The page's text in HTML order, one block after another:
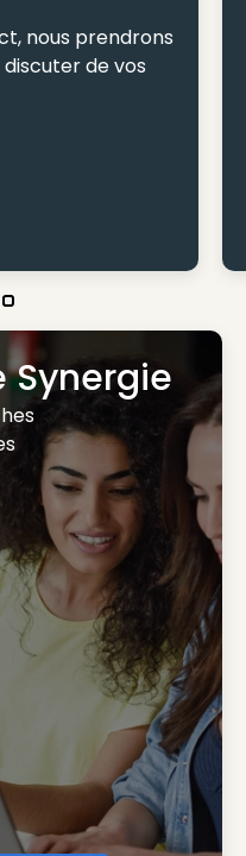
nous prendrons
de vos